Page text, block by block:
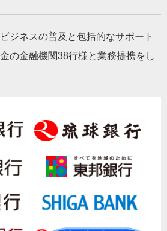
ジネスの普及と包括的なサポート
の金融機関38行様と業務提携をし